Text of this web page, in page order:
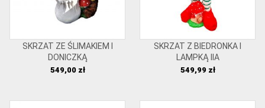
SKRZAT ZE ŚLIMAKIEM I
DONICZKĄ
Cena
549,00 zł
SKRZAT Z BIEDRONKA I
LAMPKĄ IIA
Cena
549,99 zł